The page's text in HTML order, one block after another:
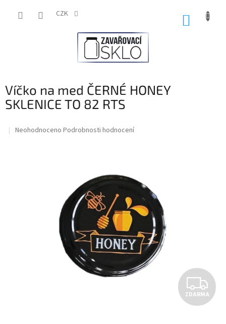
CZK
Víčko na med ČERNÉ HONEY
SKLENICE TO 82 RTS
Průměrné
Neohodnoceno Podrobnosti hodnocení
Z
D
ZDARMA